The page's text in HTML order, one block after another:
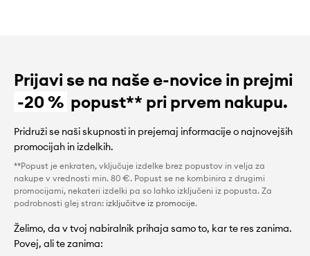
Prijavi se na naše e-novice in prejmi
-20 % popust** pri prvem nakupu.
Pridruži se naši skupnosti in prejemaj informacije o najnovejših
promocijah in izdelkih.
**Popust je enkraten, vključuje izdelke brez popustov in velja za
nakupe v vrednosti min. 80 €. Popust se ne kombinira z drugimi
promocijami, nekateri izdelki pa so lahko izključeni iz popusta. Za
podrobnosti glej stran: izključitve iz promocije.
Želimo, da v tvoj nabiralnik prihaja samo to, kar te res zanima.
Povej, ali te zanima: